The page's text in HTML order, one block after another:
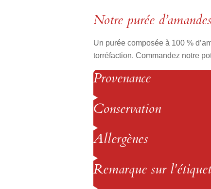
Notre purée
Un purée composée à 100 %
torréfaction. Commandez notre
Provenance
Conservation
Allergènes
Remarque sur